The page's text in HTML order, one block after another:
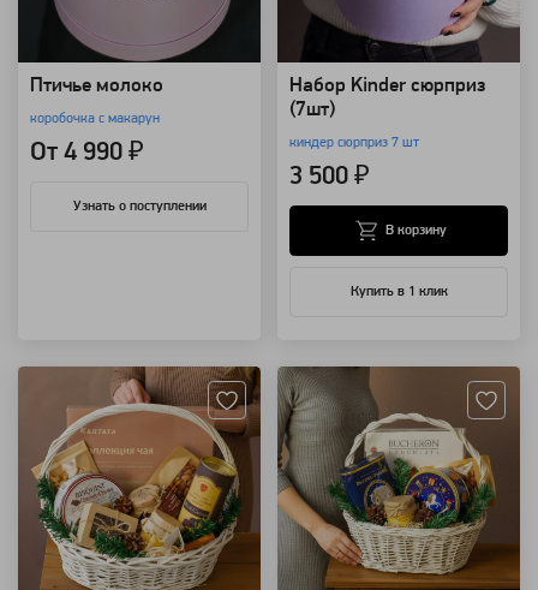
Птичье молоко
коробочка с макарун
От 4 990 ₽
Узнать о поступлении
Набор Kinder сюрприз
(7шт)
киндер сюрприз 7 шт
3 500 ₽
Купить в 1 клик
В корзину